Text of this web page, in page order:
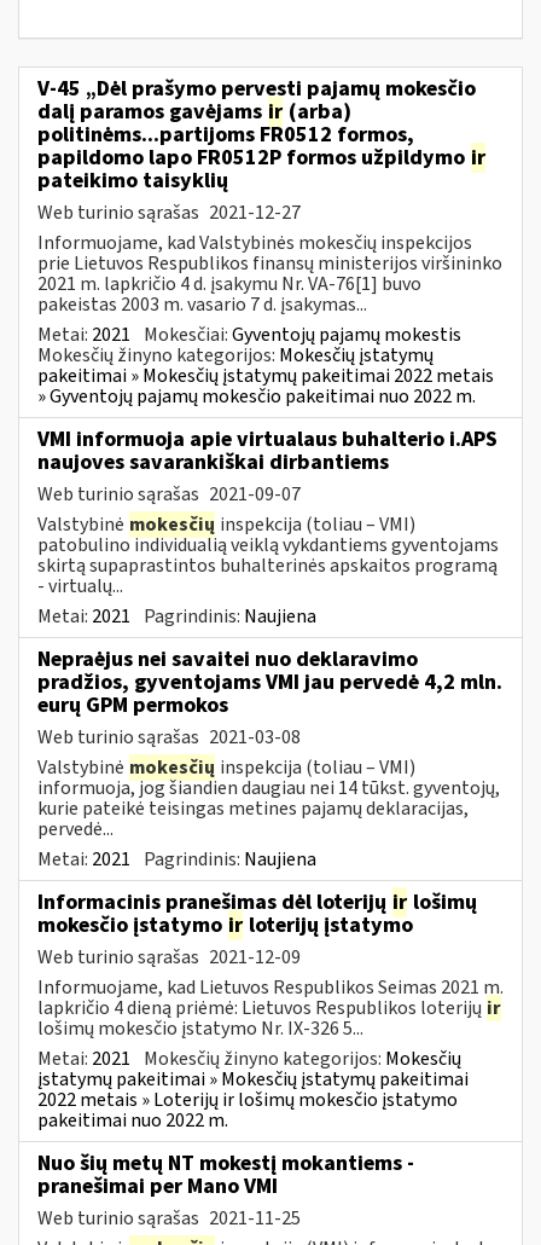
V-45 „Dėl prašymo pervesti pajamų mokesčio
dalį paramos gavėjams ir (arba)
politinėms...partijoms FR0512 formos,
papildomo lapo FR0512P formos užpildymo ir
pateikimo taisyklių
Web turinio sąrašas 2021-12-27
Informuojame, kad Valstybinės mokesčių inspekcijos
prie Lietuvos Respublikos finansų ministerijos viršininko
2021 m. lapkričio 4 d. įsakymu Nr. VA-76[1] buvo
pakeistas 2003 m. vasario 7 d. įsakymas...
Metai: 2021 Mokesčiai:Gyventojų pajamų mokestis
Mokesčių žinyno kategorijos: Mokesčių įstatymų
pakeitimai » Mokesčių įstatymų pakeitimai 2022 metais
» Gyventojų pajamų mokesčio pakeitimai nuo 2022 m.
VMI informuoja apie virtualaus buhalterio i.APS
naujoves savarankiškai dirbantiems
Web turinio sąrašas 2021-09-07
Valstybinė mokesčių inspekcija (toliau – VMI)
patobulino individualią veiklą vykdantiems gyventojams
skirtą supaprastintos buhalterinės apskaitos programą
- virtualų...
Metai: 2021 Pagrindinis: Naujiena
Nepraėjus nei savaitei nuo deklaravimo
pradžios, gyventojams VMI jau pervedė 4,2 mln.
eurų GPM permokos
Web turinio sąrašas 2021-03-08
Valstybinė mokesčių inspekcija (toliau – VMI)
informuoja, jog šiandien daugiau nei 14 tūkst. gyventojų,
kurie pateikė teisingas metines pajamų deklaracijas,
pervedė...
Metai: 2021 Pagrindinis: Naujiena
Informacinis pranešimas dėl loterijų ir lošimų
mokesčio įstatymo ir loterijų įstatymo
Web turinio sąrašas 2021-12-09
Informuojame, kad Lietuvos Respublikos Seimas 2021 m.
lapkričio 4 dieną priėmė: Lietuvos Respublikos loterijų ir
lošimų mokesčio įstatymo Nr. IX-326 5...
Metai: 2021 Mokesčių žinyno kategorijos: Mokesčių
įstatymų pakeitimai » Mokesčių įstatymų pakeitimai
2022 metais » Loterijų ir lošimų mokesčio įstatymo
pakeitimai nuo 2022 m.
Nuo šių metų NT mokestį mokantiems -
pranešimai per Mano VMI
Web turinio sąrašas 2021-11-25